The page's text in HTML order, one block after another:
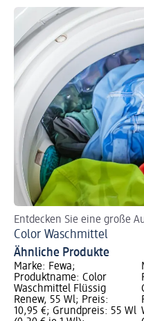
Entdecken Sie eine große
Color Waschmittel
Ähnliche Produkte
Marke: Fewa;
Produktname: Color
Waschmittel Flüssig
Renew, 55 Wl; Preis:
10,95 €; Grundpreis: 55 Wl